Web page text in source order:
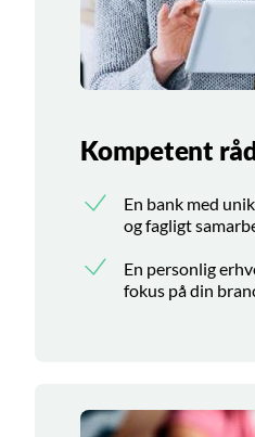
Kompetent
En bank med
og fagligt
En personlig
fokus på din